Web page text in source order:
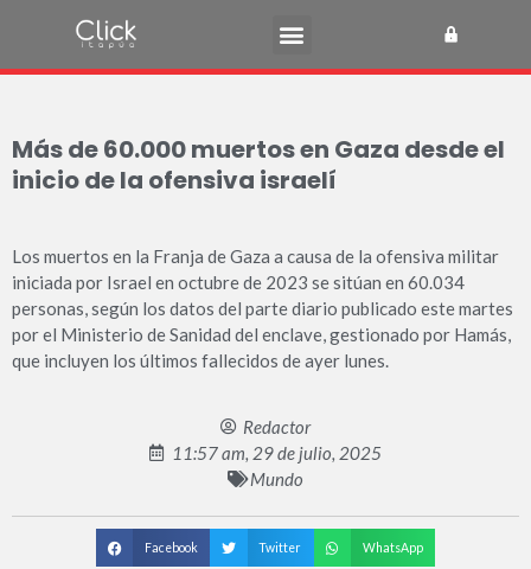
Más de 60.000 muertos en Gaza desde el
inicio de la ofensiva israelí
Los muertos en la Franja de Gaza a causa de la ofensiva militar
iniciada por Israel en octubre de 2023 se sitúan en 60.034
personas, según los datos del parte diario publicado este martes
por el Ministerio de Sanidad del enclave, gestionado por Hamás,
que incluyen los últimos fallecidos de ayer lunes.
Redactor
11:57 am, 29 de julio, 2025
Mundo
Facebook Twitter WhatsApp